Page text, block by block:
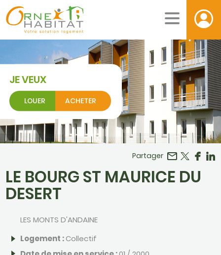
JE VEUX
LOUER ACHETER
Partager
LE BOURG ST MAURICE DU
DESERT
LES MONTS D'ANDAINE
Logement :Collectif